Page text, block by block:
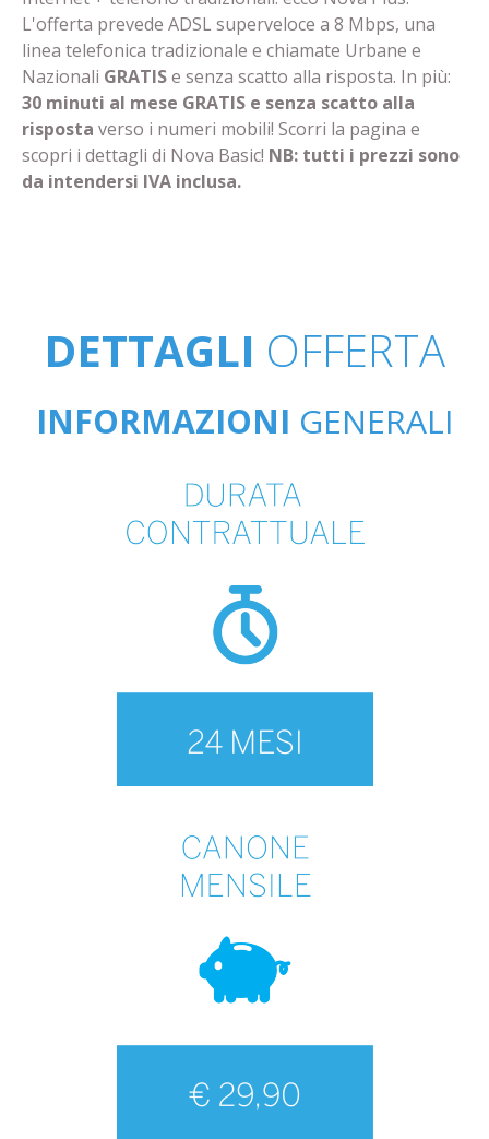
L'offerta prevede ADSL superveloce a 8 Mbps, una
linea telefonica tradizionale e chiamate Urbane e
Nazionali GRATISe senza scatto alla risposta. In più:
30 minuti al mese GRATIS e senza scatto alla
risposta verso i numeri mobili! Scorri la pagina e
scopri i dettagli di Nova Basic! NB: tutti i prezzi sono
da intendersi IVA inclusa.
DETTAGLI OFFERTA
INFORMAZIONI GENERALI